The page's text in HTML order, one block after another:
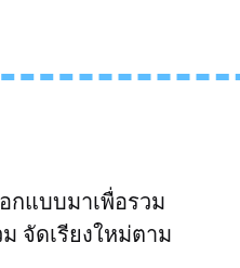
กแบบมาเพื่อรวม
จัดเรียงใหม่ตาม